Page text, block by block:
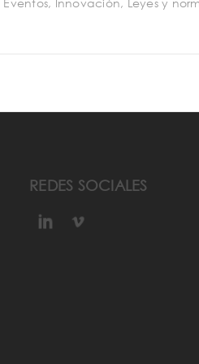
REDES SOCIALES